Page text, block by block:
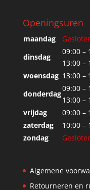
Openingsuren
maandag
dinsdag
09:00 –
13:00 –
woensdag 13:00 –
donderdag
09:00 –
13:00 –
vrijdag
09:00 –
zaterdag
10:00 –
zondag
Algemene
Retourneren en